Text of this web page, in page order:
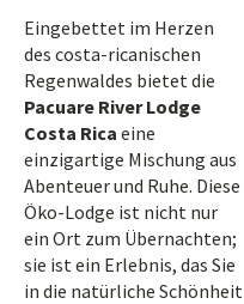
Eingebettet im Herzen
des costa-ricanischen
Regenwaldes bietet die
Pacuare River Lodge
Costa Rica eine
einzigartige Mischung aus
Abenteuer und Ruhe. Diese
Öko-Lodge ist nicht nur
ein Ort zum Übernachten;
sie ist ein Erlebnis, das Sie
in die natürliche Schönheit